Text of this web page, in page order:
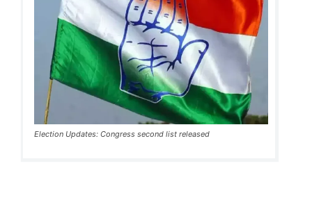
Election Updates: Congress second list released